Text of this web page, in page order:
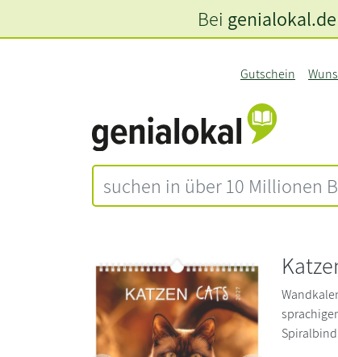
Gutschein
Bei genialokal.de